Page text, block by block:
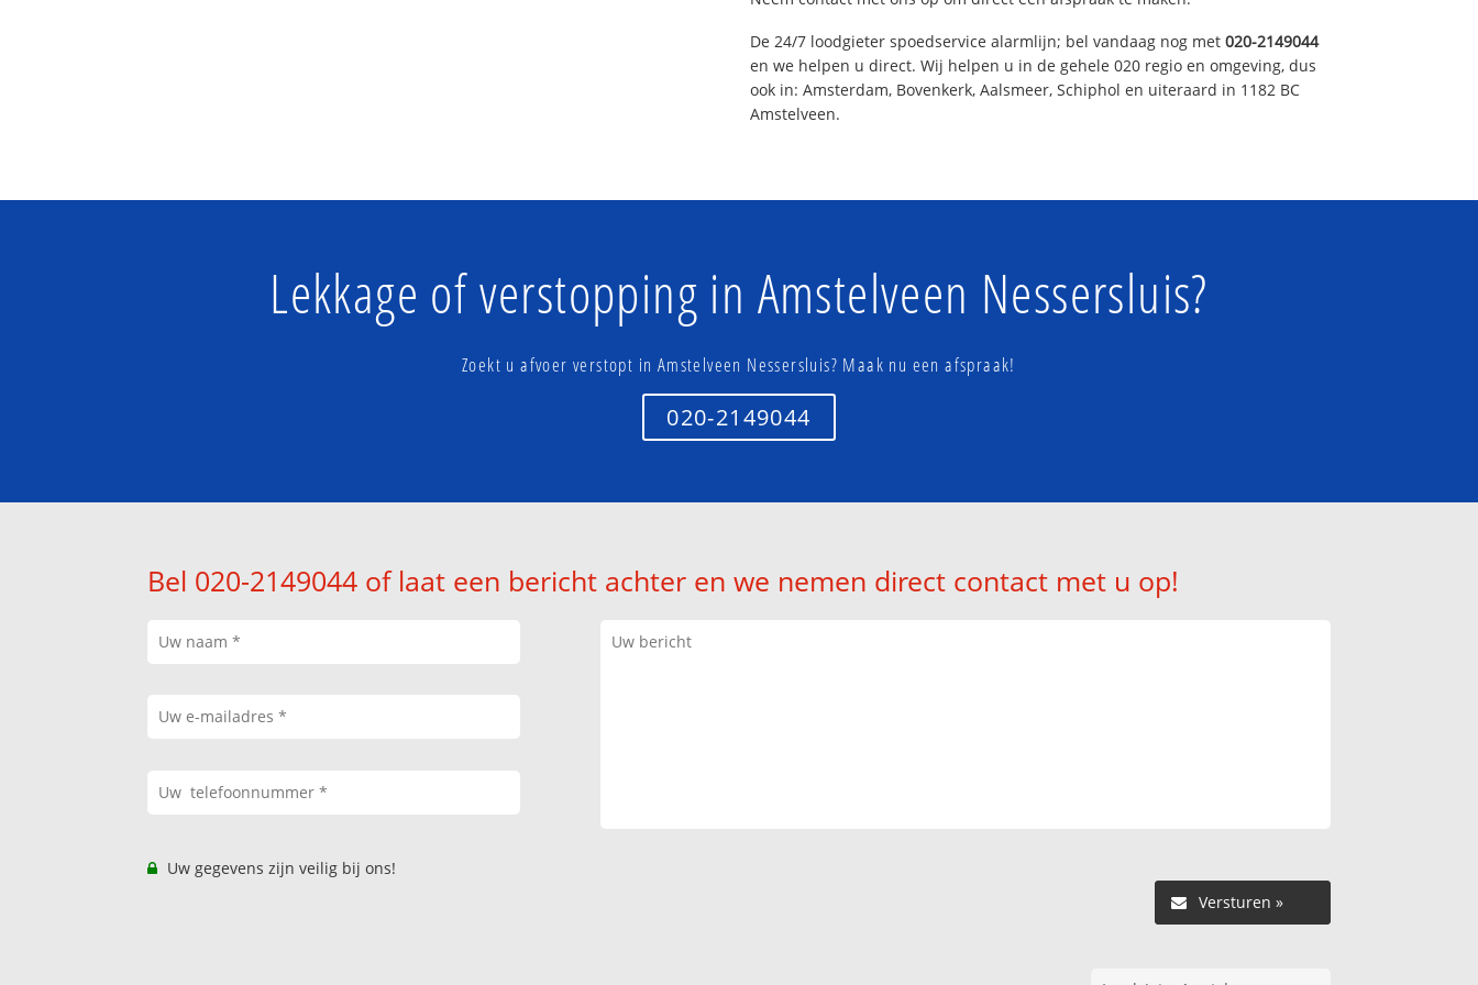
De 24/7 loodgieter spoedservice alarmlijn; bel vandaag nog met 020-2149044
en we helpen u direct. Wij helpen u in de gehele 020 regio en omgeving, dus
ook in: Amsterdam, Bovenkerk, Aalsmeer, Schiphol en uiteraard in 1182 BC
Amstelveen.
Lekkage of verstopping in Amstelveen Nessersluis?
Zoekt u afvoer verstopt in Amstelveen Nessersluis? Maak nu een afspraak!
020-2149044
Bel 020-2149044 of laat een bericht achter en we nemen direct contact met u op!
Uw gegevens zijn veilig bij ons!
Versturen »